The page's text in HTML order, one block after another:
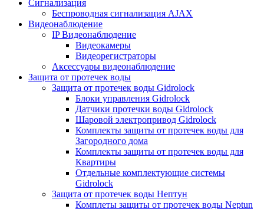
Сигнализация
Беспроводная сигнализация AJAX
Видеонаблюдение
IP Видеонаблюдение
Видеокамеры
Видеорегистраторы
Аксессуары видеонаблюдение
Защита от протечек воды
Защита от протечек воды Gidrolock
Блоки управления Gidrolock
Датчики протечки воды Gidrolock
Шаровой электропривод Gidrolock
Комплекты защиты от протечек воды для
Загородного дома
Комплекты защиты от протечек воды для
Квартиры
Отдельные комплектующие системы
Gidrolock
Защита от протечек воды Нептун
Комплеты защиты от протечек воды Neptun